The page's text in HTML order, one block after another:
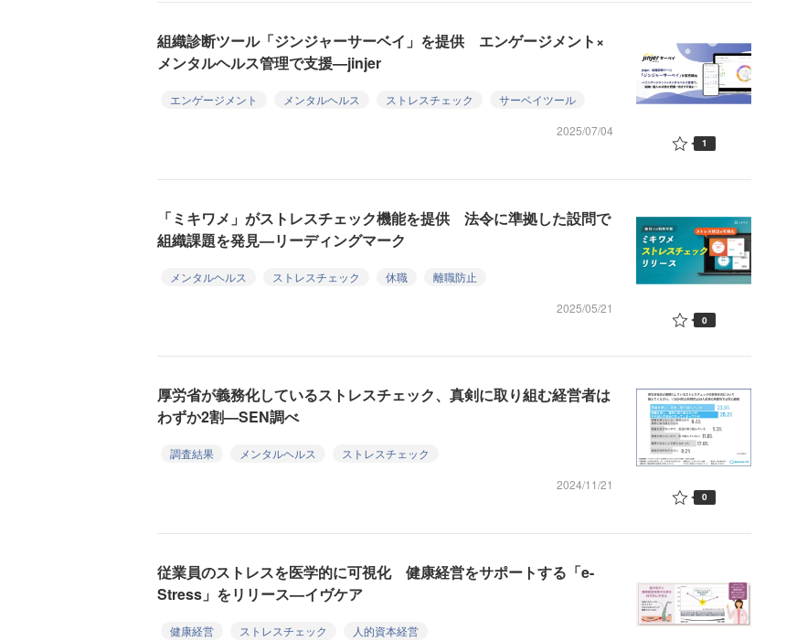
組織診断ツール「ジンジャーサーベイ」を提供 エンゲージメント×
メンタルヘルス管理で支援—jinjer
エンゲージメント メンタルヘルス ストレスチェック
サーベイツール
2025/07/04
1
「ミキワメ」がストレスチェック機能を提供 法令に準拠した設問で
組織課題を発見—リーディングマーク
メンタルヘルス ストレスチェック 休職
離職防止
2025/05/21
0
厚労省が義務化しているストレスチェック、真剣に取り組む経営者は
わずか2割—SEN調べ
調査結果 メンタルヘルス
ストレスチェック
2024/11/21
0
従業員のストレスを医学的に可視化 健康経営をサポートする「e-
Stress」をリリース—イヴケア
健康経営 ストレスチェック
人的資本経営